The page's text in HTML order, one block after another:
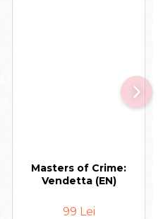
Masters of Crime:
Vendetta (EN)
99 Lei